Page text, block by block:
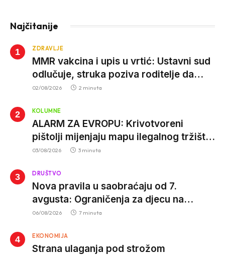
Najčitanije
ZDRAVLJE
MMR vakcina i upis u vrtić: Ustavni sud
odlučuje, struka poziva roditelje da
vjeruju nauci
02/08/2026 2 minuta
KOLUMNE
ALARM ZA EVROPU: Krivotvoreni
pištolji mijenjaju mapu ilegalnog tržišta,
istrage ukazuju na proizvodnju van EU
03/08/2026 3 minuta
DRUŠTVO
Nova pravila u saobraćaju od 7.
avgusta: Ograničenja za djecu na
trotinetima i mlade vozače, veće kazne
06/08/2026 7 minuta
EKONOMIJA
Strana ulaganja pod strožom